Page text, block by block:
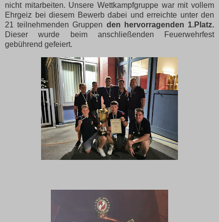
nicht mitarbeiten. Unsere Wettkampfgruppe war mit vollem
Ehrgeiz bei diesem Bewerb dabei und erreichte unter den
21 teilnehmenden Gruppen den hervorragenden 1.Platz.
Dieser wurde beim anschließenden Feuerwehrfest
gebührend gefeiert.